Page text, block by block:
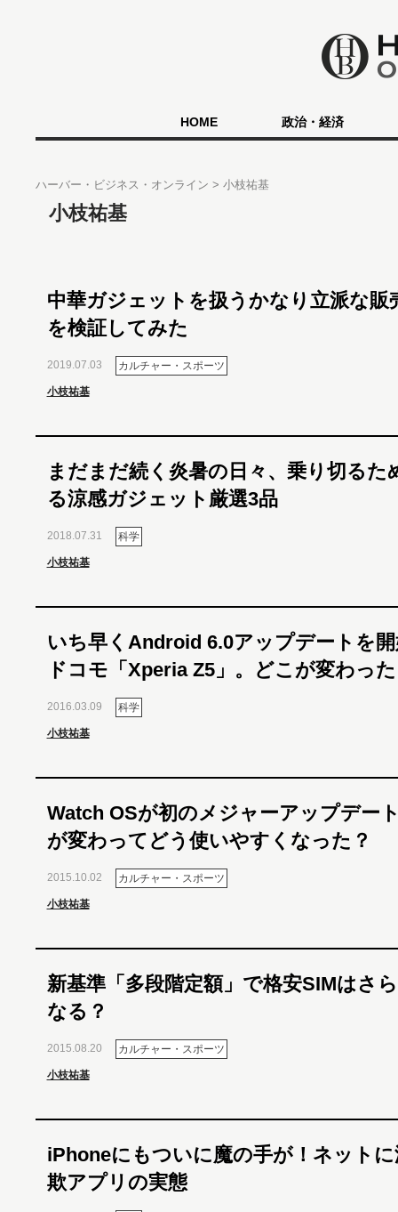
HOME 政治・経済
ハーバー・ビジネス・オンライン 小枝祐基
小枝祐基
中華ガジェットを扱うかなり立派な販
を検証してみた
2019.07.03 カルチャー・スポーツ
小枝祐基
まだまだ続く炎暑の日々、乗り切るた
る涼感ガジェット厳選3品
2018.07.31 科学
小枝祐基
いち早くAndroid 6.0アップデートを
ドコモ「Xperia Z5」。どこが変わっ
2016.03.09 科学
小枝祐基
Watch OSが初のメジャーアップデー
が変わってどう使いやすくなった？
2015.10.02 カルチャー・スポーツ
小枝祐基
新基準「多段階定額」で格安SIMはさ
なる？
2015.08.20 カルチャー・スポーツ
小枝祐基
iPhoneにもついに魔の手が！ネット
欺アプリの実態